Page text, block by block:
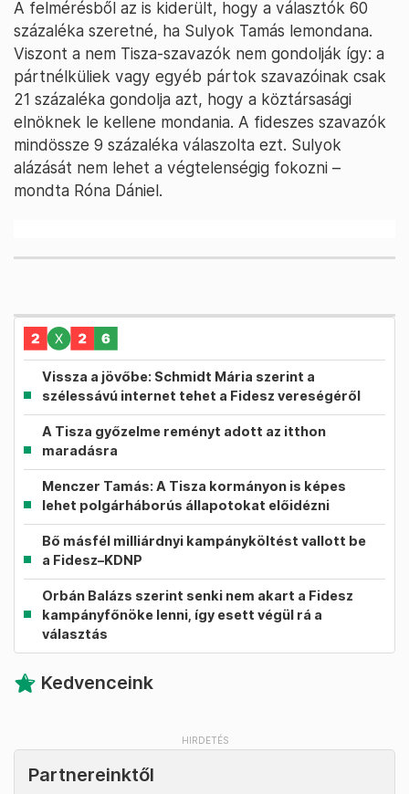
A felmérésből az is kiderült, hogy a választók 60
százaléka szeretné, ha Sulyok Tamás lemondana.
Viszont a nem Tisza-szavazók nem gondolják így: a
pártnélküliek vagy egyéb pártok szavazóinak csak
21 százaléka gondolja azt, hogy a köztársasági
elnöknek le kellene mondania. A fideszes szavazók
mindössze 9 százaléka válaszolta ezt. Sulyok
alázását nem lehet a végtelenségig fokozni –
mondta Róna Dániel.
Vissza a jövőbe: Schmidt Mária szerint a
szélessávú internet tehet a Fidesz vereségéről
A Tisza győzelme reményt adott az itthon
maradásra
Menczer Tamás: A Tisza kormányon is képes
lehet polgárháborús állapotokat előidézni
Bő másfél milliárdnyi kampányköltést vallott be
a Fidesz–KDNP
Orbán Balázs szerint senki nem akart a Fidesz
kampányfőnöke lenni, így esett végül rá a
választás
Kedvenceink
Partnereinktől